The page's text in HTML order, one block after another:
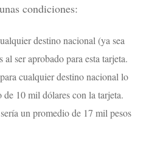
condiciones:
destino nacional (ya sea
ser aprobado para esta tarjeta.
cualquier destino nacional lo
de 10 mil dólares con la tarjeta.
un promedio de 17 mil pesos